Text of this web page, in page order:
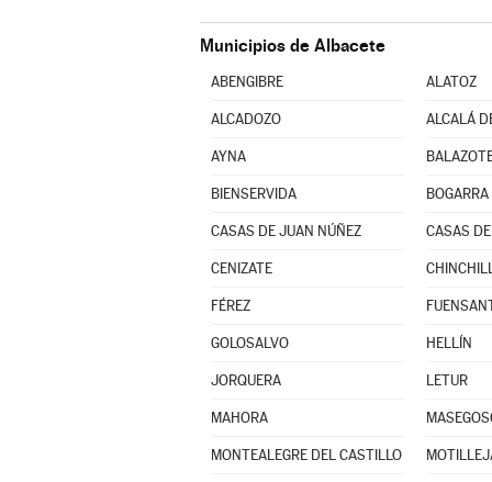
Municipios de Albacete
ABENGIBRE ALATOZ
ALCADOZO ALCALÁ
AYNA
BIENSERVIDA BOGARRA
CASAS DE JUAN NÚÑEZ CASAS
CENIZATE
FÉREZ
GOLOSALVO HELLÍN
JORQUERA LETUR
MAHORA
MONTEALEGRE DEL CASTILLO